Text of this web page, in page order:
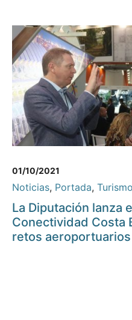
01/10/2021
Noticias, Portada, Turismo
La Diputación lanza
Conectividad Costa
retos